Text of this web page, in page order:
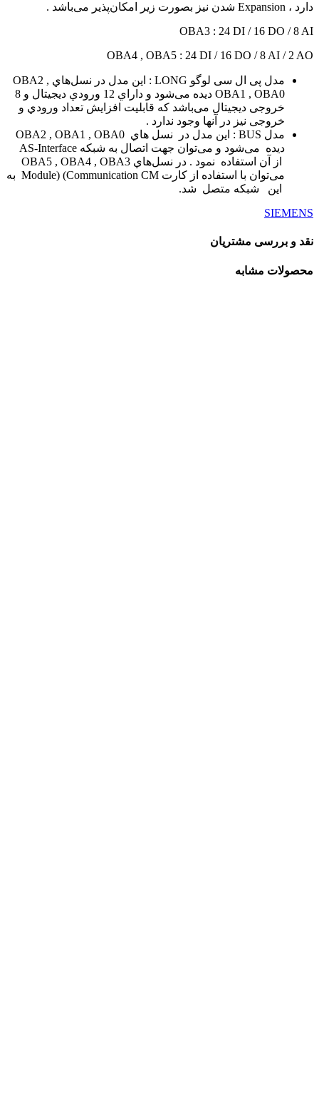
دارد ، Expansion ﺷﺪن ﻧﯿﺰ ﺑﺼﻮرت زﯾﺮ اﻣﮑﺎنﭘﺬﯾﺮ ﻣﯽﺑﺎﺷﺪ .
OBA3 : 24 DI / 16 DO / 8 AI
OBA4 , OBA5 : 24 DI / 16 DO / 8 AI / 2 AO
ﻣﺪل پی ال سی لوگو LONG : اﯾﻦ ﻣﺪل در ﻧﺴﻞﻫﺎي OBA2 ,
OBA1 , OBA0 دﯾﺪه ﻣﯽﺷﻮد و داراي 12 ورودي دﯾﺠﯿﺘﺎل و 8
ﺧﺮوﺟﯽ دﯾﺠﯿﺘﺎل ﻣﯽﺑﺎﺷﺪ ﮐﻪ ﻗﺎﺑﻠﯿﺖ اﻓﺰاﯾﺶ ﺗﻌﺪاد ورودي و
ﺧﺮوﺟﯽ ﻧﯿﺰ در آﻧﻬﺎ وﺟﻮد ﻧﺪارد .
ﻣﺪل BUS : اﯾﻦ ﻣﺪل در ﻧﺴﻞ ﻫﺎي OBA2 , OBA1 , OBA0
دﯾﺪه ﻣﯽﺷﻮد و ﻣﯽﺗﻮان ﺟﻬﺖ اﺗﺼﺎل ﺑﻪ ﺷﺒﮑﻪ AS-Interface
از آن اﺳﺘﻔﺎده ﻧﻤﻮد . در ﻧﺴﻞﻫﺎي OBA5 , OBA4 , OBA3
ﻣﯽﺗﻮان ﺑﺎ اﺳﺘﻔﺎده از ﮐﺎرت Module) (Communication CM ﺑﻪ
اﯾﻦ ﺷﺒﮑﻪ ﻣﺘﺼﻞ ﺷﺪ.
SIEMENS
نقد و بررسی مشتریان
محصولات مشابه